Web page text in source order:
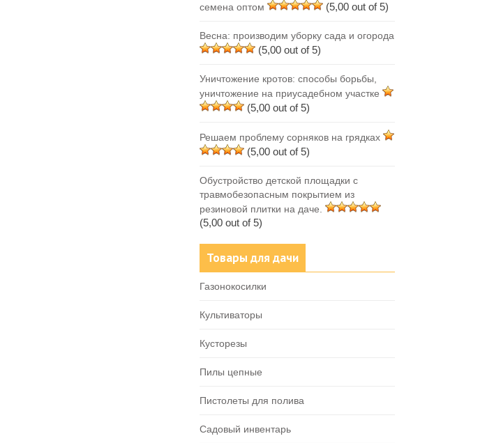
семена оптом
(5,00 out of 5)
Весна: производим уборку сада и огорода
(5,00 out of 5)
Уничтожение кротов: способы борьбы,
уничтожение на приусадебном участке
(5,00 out of 5)
Решаем проблему сорняков на грядках
(5,00 out of 5)
Обустройство детской площадки с
травмобезопасным покрытием из
резиновой плитки на даче.
(5,00 out of 5)
Товары для дачи
Газонокосилки
Культиваторы
Кусторезы
Пилы цепные
Пистолеты для полива
Садовый инвентарь